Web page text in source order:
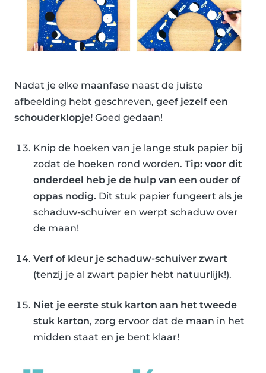
Nadat je elke maanfase naast de juiste
afbeelding hebt geschreven, geef jezelf een
schouderklopje! Goed gedaan!
Knip de hoeken van je lange stuk papier bij
zodat de hoeken rond worden. Tip: voor dit
onderdeel heb je de hulp van een ouder of
oppas nodig. Dit stuk papier fungeert als je
schaduw-schuiver en werpt schaduw over
de maan!
Verf of kleur je schaduw-schuiver zwart
(tenzij je al zwart papier hebt natuurlijk!).
Niet je eerste stuk karton aan het tweede
stuk karton, zorg ervoor dat de maan in het
midden staat en je bent klaar!